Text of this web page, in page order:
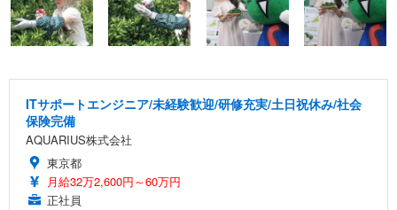
ITサポートエンジニア/未経験歓迎/研修充実/土日祝休み/社会
保険完備
AQUARIUS株式会社
東京都
月給32万2,600円～60万円
正社員